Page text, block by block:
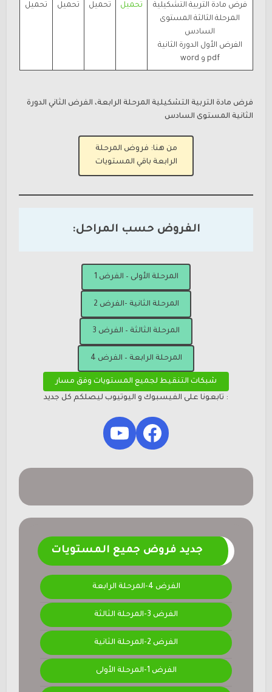
فرض مادة التربية التشكيلية
المرحلة الثالثة المستوى
السادس
الفرض الأول الدورة الثانية
pdf و word
تحميل تحميل تحميل تحميل
فرض مادة التربية التشكيلية المرحلة الرابعة، الفرض الثاني الدورة
الثانية المستوى السادس
من هنا: فروض المرحلة
الرابعة باقي المستويات
الفروض حسب المراحل:
المرحلة الأولى – الفرض 1
المرحلة الثانية -الفرض 2
المرحلة الثالثة – الفرض 3
المرحلة الرابعة – الفرض 4
شبكات التنقيط لجميع المستويات وفق مسار
: تابعونا على الفيسبوك و اليوتيوب ليصلكم كل جديد
Facebook
YouTube
جديد فروض جميع المستويات
الفرض 4-المرحلة الرابعة
الفرض 3-المرحلة الثالثة
الفرض 2-المرحلة الثانية
الفرض 1-المرحلة الأولى